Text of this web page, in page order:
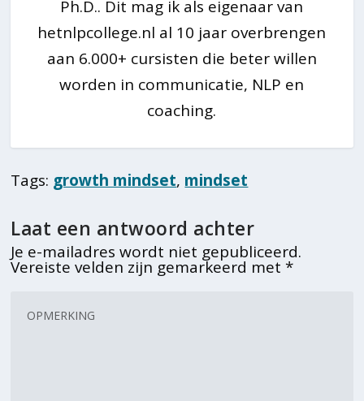
Ph.D.. Dit mag ik als eigenaar van
hetnlpcollege.nl al 10 jaar overbrengen
aan 6.000+ cursisten die beter willen
worden in communicatie, NLP en
coaching.
Tags: growth mindset, mindset
Laat een antwoord achter
Je e-mailadres wordt niet gepubliceerd.
Vereiste velden zijn gemarkeerd met *